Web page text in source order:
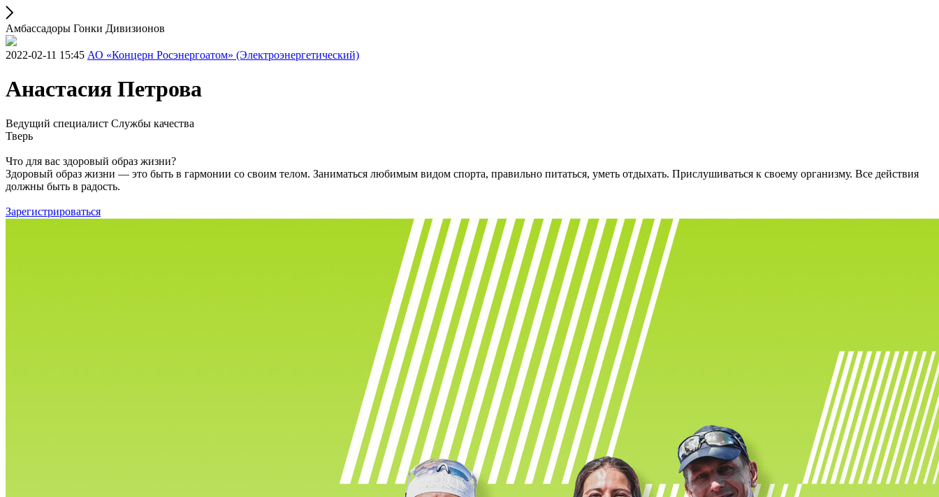
Амбассадоры Гонки Дивизионов
2022-02-11 15:45 АО «Концерн Росэнергоатом» (Электроэнергетический)
Анастасия Петрова
Ведущий специалист Службы качества
Тверь
Что для вас здоровый образ жизни?
Здоровый образ жизни — это быть в гармонии со своим телом. Заниматься любимым видом спорта, правильно питаться, уметь отдыхать. Прислушиваться к своему организму. Все действия
должны быть в радость.
Зарегистрироваться